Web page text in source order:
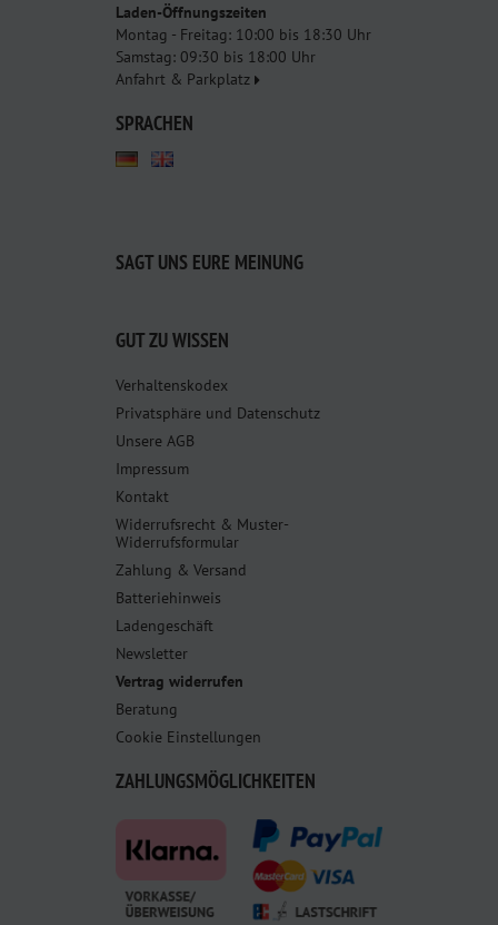
Laden-Öffnungszeiten
Montag - Freitag: 10:00 bis 18:30 Uhr
Samstag: 09:30 bis 18:00 Uhr
Anfahrt & Parkplatz
SPRACHEN
SAGT UNS EURE MEINUNG
GUT ZU WISSEN
Verhaltenskodex
Privatsphäre und Datenschutz
Unsere AGB
Impressum
Kontakt
Widerrufsrecht & Muster-
Widerrufsformular
Zahlung & Versand
Batteriehinweis
Ladengeschäft
Newsletter
Vertrag widerrufen
Beratung
Cookie Einstellungen
ZAHLUNGSMÖGLICHKEITEN